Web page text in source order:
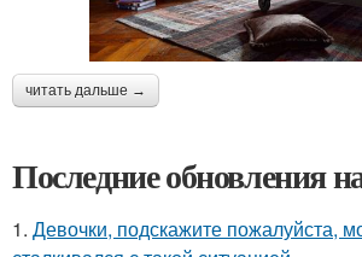
читать дальше →
Последние обновления
1. Девочки, подскажите пожалуйста,